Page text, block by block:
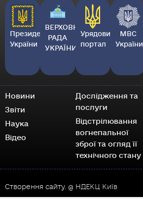
Президент
України
ВЕРХОВНА
РАДА
УКРАЇНИ
Урядовий
портал
МВС
України
Новини
Звіти
Наука
Відео
Дослідження та
послуги
Відстрілювання
вогнепальної
зброї та огляд її
технічного стану
Створення сайту. @ НДЕКЦ Київ